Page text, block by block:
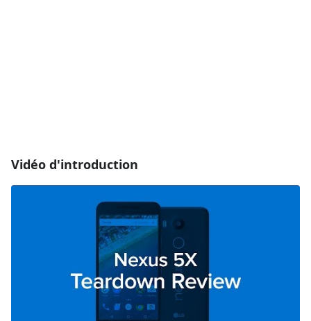
Vidéo d'introduction